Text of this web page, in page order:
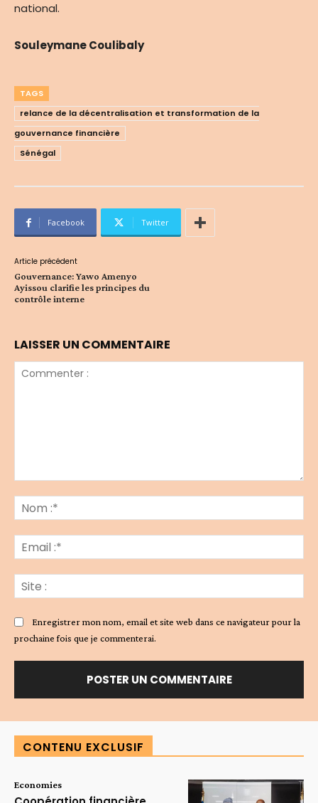
national.
Souleymane Coulibaly
TAGS
relance de la décentralisation et transformation de la
gouvernance financière
Sénégal
Facebook Twitter
Article précédent
Gouvernance: Yawo Amenyo
Ayissou clarifie les principes du
contrôle interne
LAISSER UN COMMENTAIRE
:*
:*
:
Enregistrer mon nom, email et site web dans ce navigateur pour la
prochaine fois que je commenterai.
CONTENU EXCLUSIF
Economies